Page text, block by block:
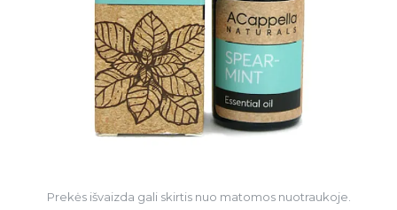
Prekės išvaizda gali skirtis nuo matomos nuotraukoje.